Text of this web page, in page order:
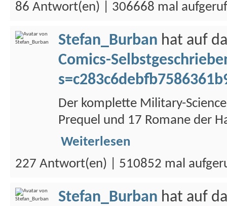
86 Antwort(en) | 306668 mal
Stefan_Burban hat auf
Comics-
Der komplette Military-
Prequel und 17 Romane der
Weiterlesen
227 Antwort(en) | 510852 mal
Stefan_Burban hat auf